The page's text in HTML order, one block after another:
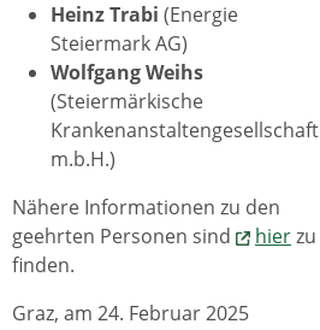
Heinz Trabi (Energie
Steiermark AG)
Wolfgang Weihs
(Steiermärkische
Krankenanstaltengesellschaft
m.b.H.)
Nähere Informationen zu den
geehrten Personen sind
hierzu
finden.
Graz, am 24. Februar 2025